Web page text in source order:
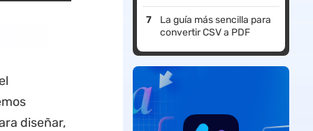
diseñar,
La guía más sencilla para
convertir CSV a PDF